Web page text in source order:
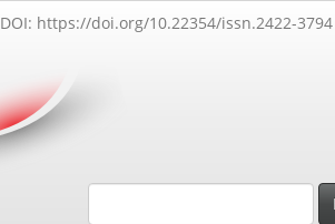
DOI: https://doi.org/10.22354/issn.2422-3794